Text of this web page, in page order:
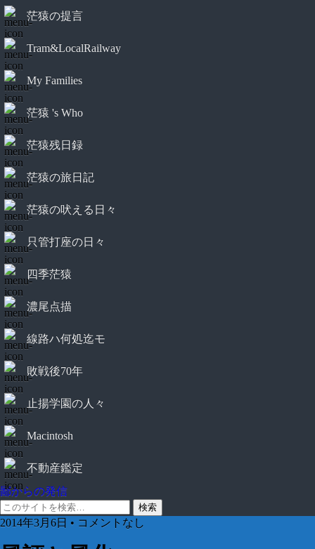
茫猿の提言
Tram&LocalRailway
My Families
茫猿 's Who
茫猿残日録
茫猿の旅日記
茫猿の吠える日々
只管打座の日々
四季茫猿
濃尾点描
線路ハ何処迄モ
敗戦後70年
止揚学園の人々
Macintosh
不動産鑑定
鄙からの発信
2014年3月6日 • コメントなし